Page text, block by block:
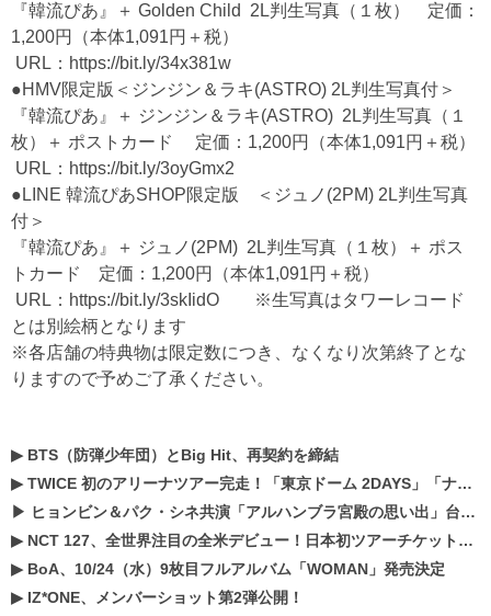
『韓流ぴあ』＋ Golden Child 2L判生写真（１枚） 定価：
1,200円（本体1,091円＋税）
URL： https://bit.ly/34x381w
●HMV限定版＜ジンジン＆ラキ(ASTRO) 2L判生写真付＞
『韓流ぴあ』＋ ジンジン＆ラキ(ASTRO) 2L判生写真（１
枚）＋ ポストカード 定価：1,200円（本体1,091円＋税）
URL： https://bit.ly/3oyGmx2
●LINE 韓流ぴあSHOP限定版 ＜ジュノ(2PM) 2L判生写真
付＞
『韓流ぴあ』＋ ジュノ(2PM) 2L判生写真（１枚）＋ ポス
トカード 定価：1,200円（本体1,091円＋税）
URL： https://bit.ly/3skIidO ※生写真はタワーレコード
とは別絵柄となります
※各店舗の特典物は限定数につき、なくなり次第終了とな
りますので予めご了承ください。
▶ BTS（防弾少年団）とBig Hit、再契約を締結
▶TWICE 初のアリーナツアー完走！「東京ドーム 2DAYS」「ナゴヤドーム1DAY」「京セラドーム1DAY」2019年ドームツアー開催決定！！
▶ ヒョンビン＆パク・シネ共演「アルハンブラ宮殿の思い出」台本読み現場を公開
▶ NCT 127、全世界注目の全米デビュー！日本初ツアーチケットが早くもプレミア化！？
▶ BoA、10/24（水）9枚目フルアルバム「WOMAN」発売決定
▶ IZ*ONE、メンバーショット第2弾公開！